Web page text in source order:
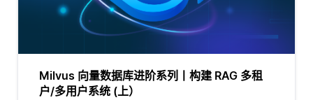
Milvus 向量数据库进阶系列丨构建 RAG 多租
户/多用户系统 (上）